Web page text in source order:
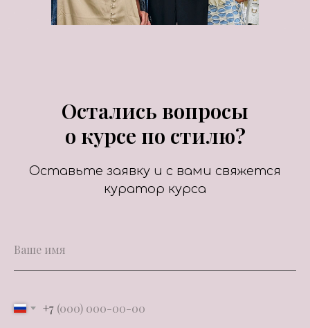
Остались вопросы
о курсе по стилю?
Оставьте заявку и с вами свяжется
куратор курса
+7